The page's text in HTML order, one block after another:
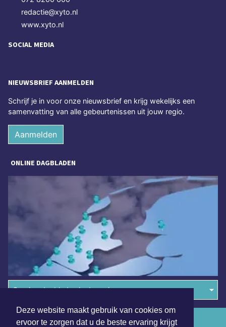
Deze website maakt gebruik van cookies om
ervoor te zorgen dat u de beste ervaring krijgt
redactie@xyto.nl
www.xyto.nl
SOCIAL MEDIA
NIEUWSBRIEF AANMELDEN
Schrijf je in voor onze nieuwsbrief en krijg wekelijks een
samenvatting van alle gebeurtenissen uit jouw regio.
Aanmelden
ONLINE DAGBLADEN
Overige dagbladen in de regio
Algemene voorwaarden